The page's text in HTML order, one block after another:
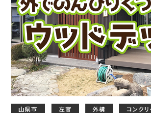
山県市 左官 外構
コンクリ